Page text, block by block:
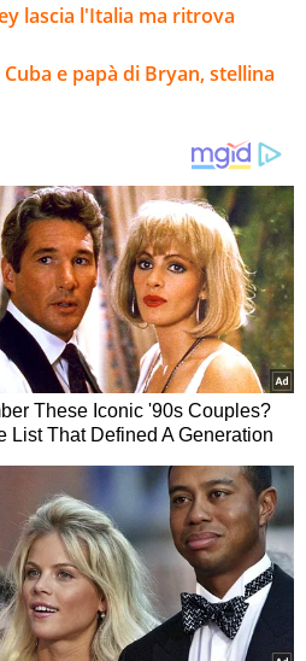
lascia l'Italia ma ritrova
e papà di Bryan, stellina